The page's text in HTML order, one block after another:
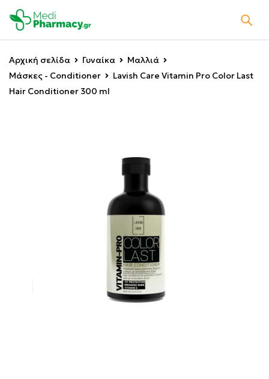
Αρχική σελίδα Γυναίκα
Μαλλιά
Μάσκες - Conditioner
Lavish Care Vitamin Pro Color Last
Hair Conditioner 300 ml